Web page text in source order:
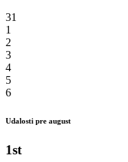
31
1
2
3
4
5
6
Udalosti pre august
1st